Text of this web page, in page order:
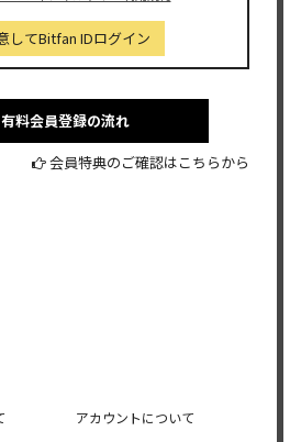
してBitfan IDログイン
料会員登録の流れ
会員特典のご確認はこちらから
アカウントについて